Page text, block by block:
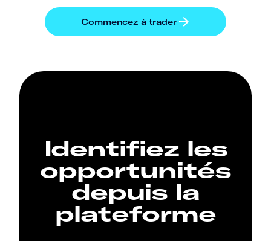
Identifiez les
opportunités
depuis la
plateforme